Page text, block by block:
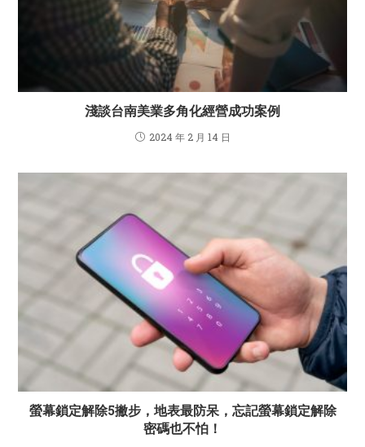
淺談台南美業多角化經營成功案例
2024 年 2 月 14 日
螢幕鎖定解除5撇步，地表最防呆，忘記螢幕鎖定解除
密碼也不怕！